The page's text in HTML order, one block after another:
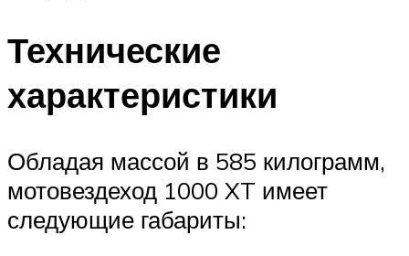
Технические
характеристики
Обладая массой в 585 килограмм,
мотовездеход 1000 XT имеет
следующие габариты: